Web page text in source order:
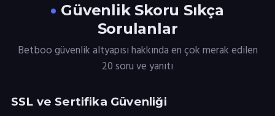
Güvenlik Skoru Sıkça
Sorulanlar
Betboo güvenlik altyapısı hakkında en çok merak edilen
20 soru ve yanıtı
SSL ve Sertifika Güvenliği